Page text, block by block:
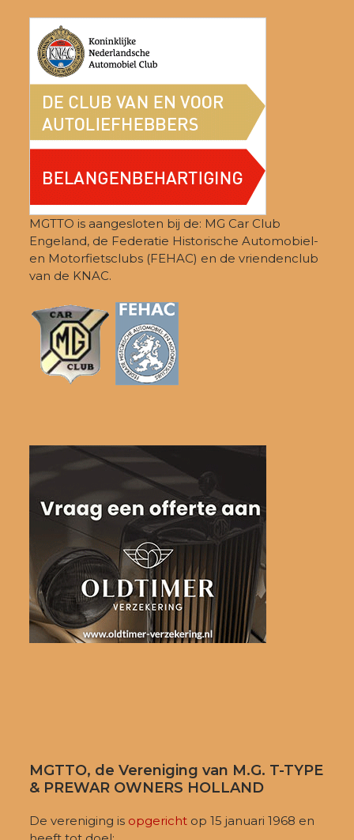
MGTTO is aangesloten bij de: MG Car Club
Engeland, de Federatie Historische Automobiel-
en Motorfietsclubs (FEHAC) en de vriendenclub
van de KNAC.
MGTTO, de Vereniging van M.G. T-TYPE
& PREWAR OWNERS HOLLAND
De vereniging is opgericht op 15 januari 1968 en